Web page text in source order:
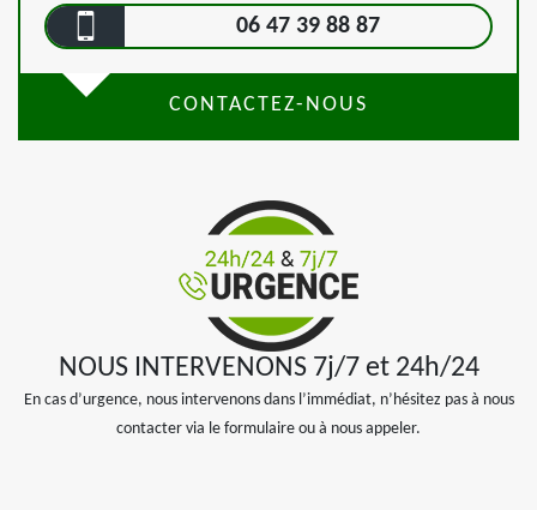
06 47 39 88 87
CONTACTEZ-NOUS
NOUS INTERVENONS 7j/7 et 24h/24
En cas d’urgence, nous intervenons dans l’immédiat, n’hésitez pas à nous
contacter via le formulaire ou à nous appeler.